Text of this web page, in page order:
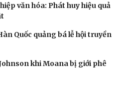
văn hóa: Phát huy hiệu quả
Quốc quảng bá lễ hội truyền
khi Moana bị giới phê